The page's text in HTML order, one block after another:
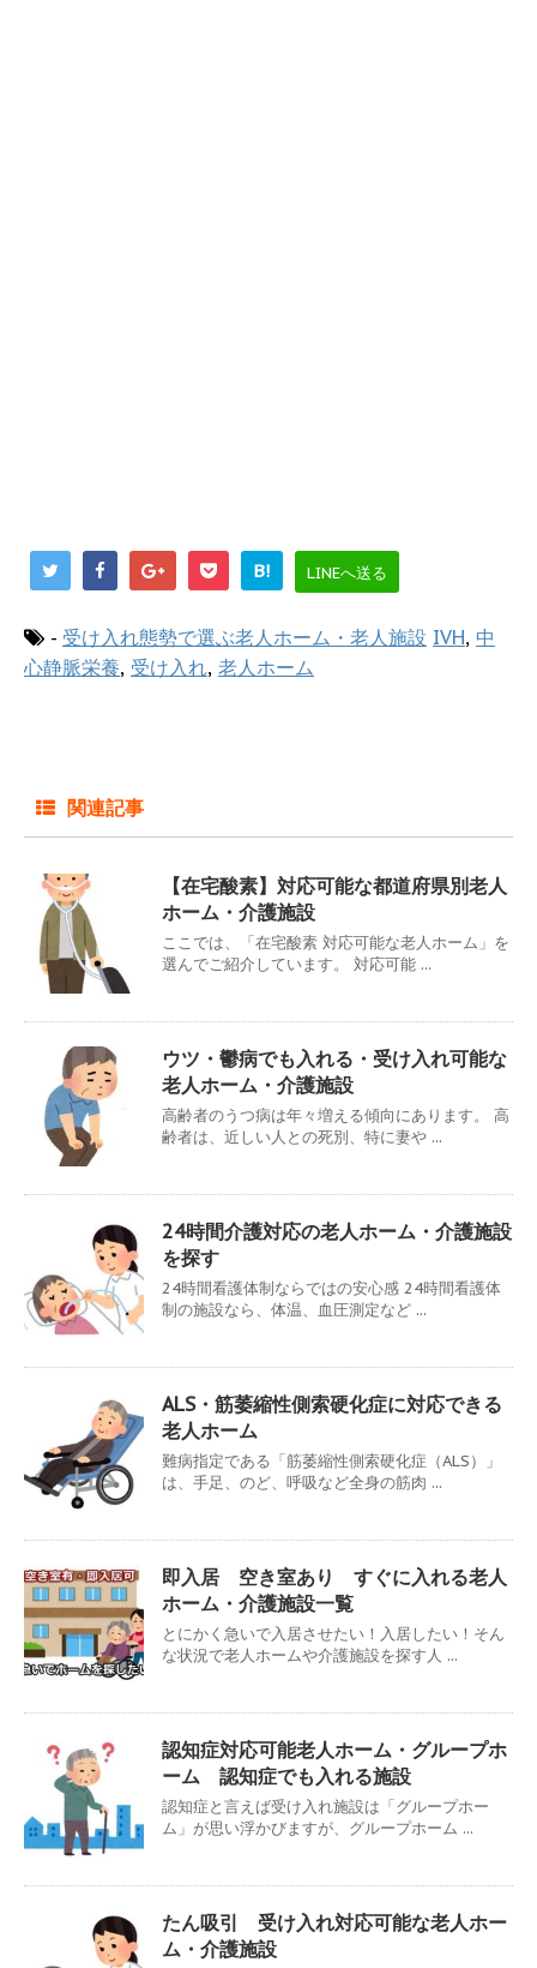
B! LINEへ送る
- 受け入れ態勢で選ぶ老人ホーム・老人施設 IVH, 中
心静脈栄養, 受け入れ, 老人ホーム
関連記事
【在宅酸素】対応可能な都道府県別老人
ホーム・介護施設
ここでは、「在宅酸素 対応可能な老人ホーム」を
選んでご紹介しています。 対応可能 ...
ウツ・鬱病でも入れる・受け入れ可能な
老人ホーム・介護施設
高齢者のうつ病は年々増える傾向にあります。 高
齢者は、近しい人との死別、特に妻や ...
24時間介護対応の老人ホーム・介護施設
を探す
24時間看護体制ならではの安心感 24時間看護体
制の施設なら、体温、血圧測定など ...
ALS・筋萎縮性側索硬化症に対応できる
老人ホーム
難病指定である「筋萎縮性側索硬化症（ALS）」
は、手足、のど、呼吸など全身の筋肉 ...
即入居 空き室あり すぐに入れる老人
ホーム・介護施設一覧
とにかく急いで入居させたい！入居したい！そん
な状況で老人ホームや介護施設を探す人 ...
認知症対応可能老人ホーム・グループホ
ーム 認知症でも入れる施設
認知症と言えば受け入れ施設は「グループホー
ム」が思い浮かびますが、グループホーム ...
たん吸引 受け入れ対応可能な老人ホー
ム・介護施設